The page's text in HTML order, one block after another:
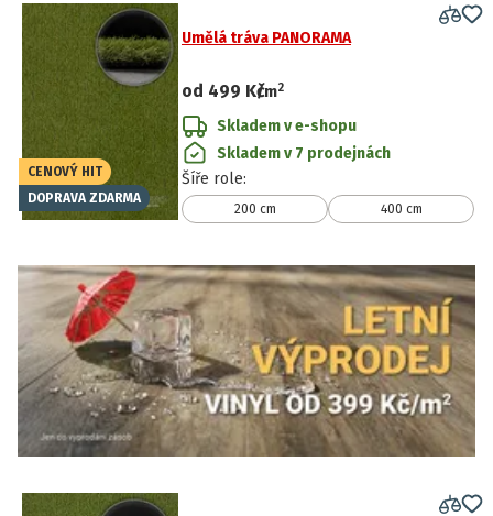
CENOVÝ HIT
DOPRAVA ZDARMA
Umělá tráva PANORAMA
od 499 Kč
/m2
Skladem v e-shopu
Skladem v 7 prodejnách
Šíře role:
200 cm 400 cm